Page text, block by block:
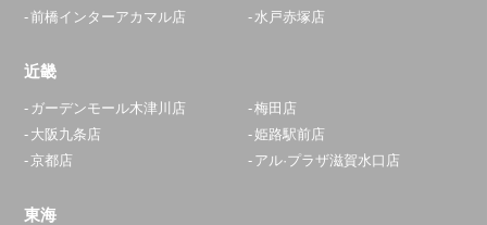
前橋インターアカマル店
水戸赤塚店
近畿
ガーデンモール木津川店
梅田店
大阪九条店
姫路駅前店
京都店
アル·プラザ滋賀水口店
東海